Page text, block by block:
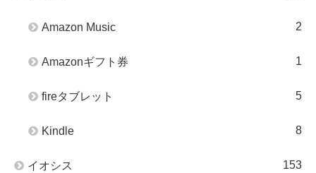
Amazon Music 2
Amazonギフト券 1
fireタブレット 5
Kindle 8
イオシス 153